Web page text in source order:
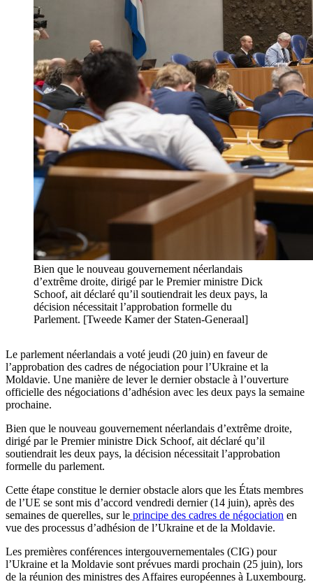
Bien que le nouveau gouvernement néerlandais
d’extrême droite, dirigé par le Premier ministre Dick
Schoof, ait déclaré qu’il soutiendrait les deux pays, la
décision nécessitait l’approbation formelle du
Parlement. [Tweede Kamer der Staten-Generaal]
Le parlement néerlandais a voté jeudi (20 juin) en faveur de
l’approbation des cadres de négociation pour l’Ukraine et la
Moldavie. Une manière de lever le dernier obstacle à l’ouverture
officielle des négociations d’adhésion avec les deux pays la semaine
prochaine.
Bien que le nouveau gouvernement néerlandais d’extrême droite,
dirigé par le Premier ministre Dick Schoof, ait déclaré qu’il
soutiendrait les deux pays, la décision nécessitait l’approbation
formelle du parlement.
Cette étape constitue le dernier obstacle alors que les États membres
de l’UE se sont mis d’accord vendredi dernier (14 juin), après des
semaines de querelles, sur le principe des cadres de négociation en
vue des processus d’adhésion de l’Ukraine et de la Moldavie.
Les premières conférences intergouvernementales (CIG) pour
l’Ukraine et la Moldavie sont prévues mardi prochain (25 juin), lors
de la réunion des ministres des Affaires européennes à Luxembourg.